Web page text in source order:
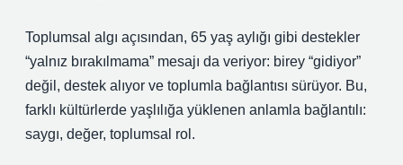
Toplumsal algı açısından, 65 yaş aylığı gibi destekler
“yalnız bırakılmama” mesajı da veriyor: birey “gidiyor”
değil, destek alıyor ve toplumla bağlantısı sürüyor. Bu,
farklı kültürlerde yaşlılığa yüklenen anlamla bağlantılı:
saygı, değer, toplumsal rol.